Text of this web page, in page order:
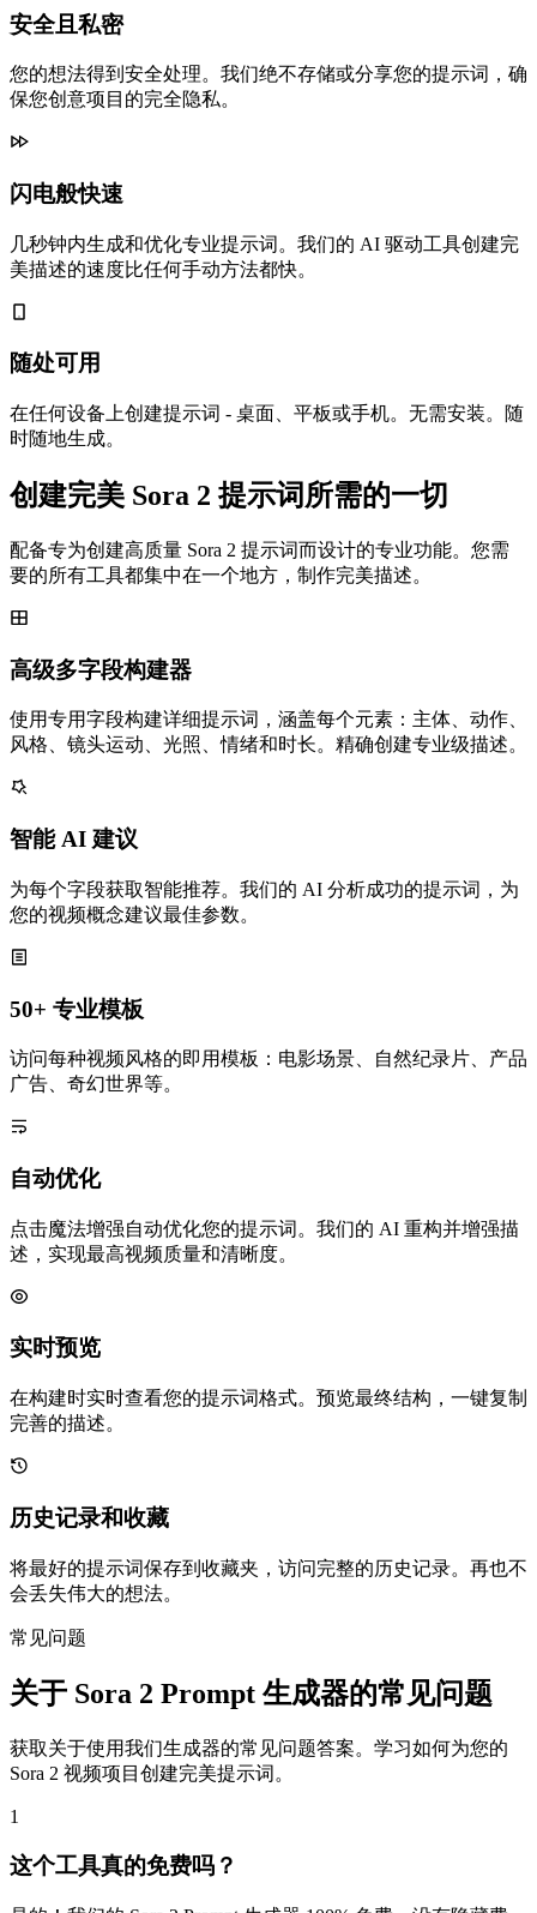
安全且私密
您的想法得到安全处理。我们绝不存储或分享您的提示词，确
保您创意项目的完全隐私。
闪电般快速
几秒钟内生成和优化专业提示词。我们的 AI 驱动工具创建完
美描述的速度比任何手动方法都快。
随处可用
在任何设备上创建提示词 - 桌面、平板或手机。无需安装。随
时随地生成。
创建完美 Sora 2 提示词所需的一切
配备专为创建高质量 Sora 2 提示词而设计的专业功能。您需
要的所有工具都集中在一个地方，制作完美描述。
高级多字段构建器
使用专用字段构建详细提示词，涵盖每个元素：主体、动作、
风格、镜头运动、光照、情绪和时长。精确创建专业级描述。
智能 AI 建议
为每个字段获取智能推荐。我们的 AI 分析成功的提示词，为
您的视频概念建议最佳参数。
50+ 专业模板
访问每种视频风格的即用模板：电影场景、自然纪录片、产品
广告、奇幻世界等。
自动优化
点击魔法增强自动优化您的提示词。我们的 AI 重构并增强描
述，实现最高视频质量和清晰度。
实时预览
在构建时实时查看您的提示词格式。预览最终结构，一键复制
完善的描述。
历史记录和收藏
将最好的提示词保存到收藏夹，访问完整的历史记录。再也不
会丢失伟大的想法。
常见问题
关于 Sora 2 Prompt 生成器的常见问题
获取关于使用我们生成器的常见问题答案。学习如何为您的
Sora 2 视频项目创建完美提示词。
1
这个工具真的免费吗？